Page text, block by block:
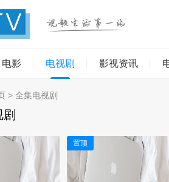
电影 电视剧 影视资讯
> 全集电视剧
置顶